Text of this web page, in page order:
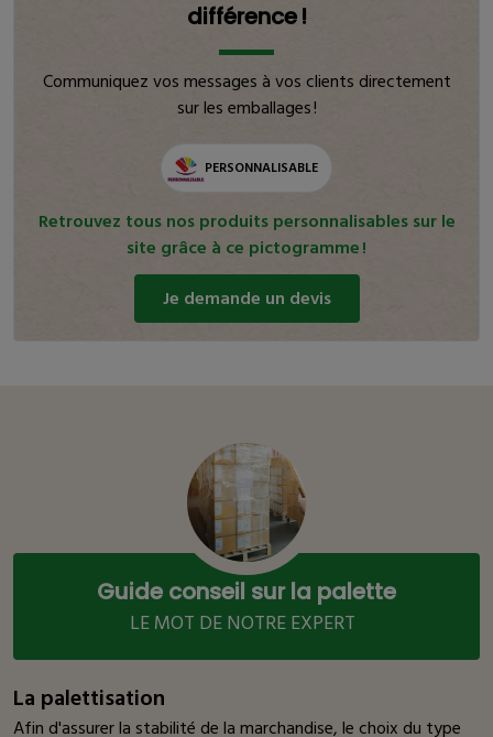
différence !
Communiquez vos messages à vos clients directement
sur les emballages !
PERSONNALISABLE
Retrouvez tous nos produits personnalisables sur le
site grâce à ce pictogramme !
Je demande un devis
Guide conseil sur la palette
LE MOT DE NOTRE EXPERT
La palettisation
Afin d'assurer la stabilité de la marchandise, le choix du type